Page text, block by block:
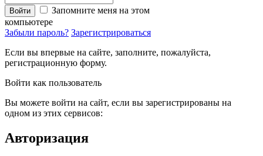
Войти
Запомните меня на этом
компьютере
Забыли пароль? Зарегистрироваться
Если вы впервые на сайте, заполните, пожалуйста,
регистрационную форму.
Войти как пользователь
Вы можете войти на сайт, если вы зарегистрированы на
одном из этих сервисов:
Авторизация